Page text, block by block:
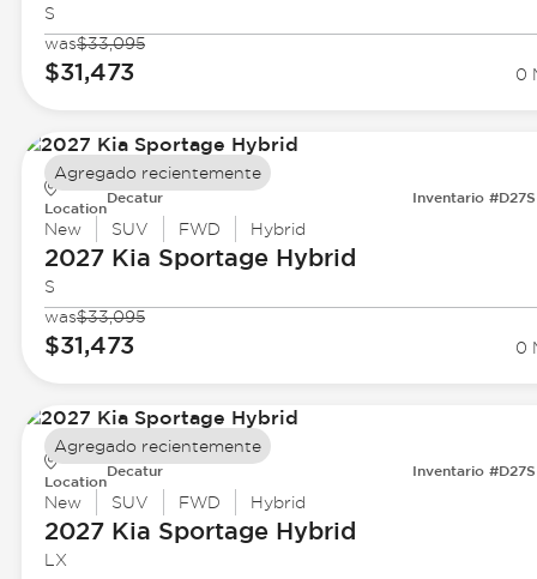
S
was$33,095
$31,473 0
Location
Decatur Inventario
New SUV FWD Hybrid
2027 Kia Sportage Hybrid
S
was$33,095
$31,473 0
Agregado recientemente
Location
Decatur Inventario
New SUV FWD Hybrid
2027 Kia Sportage Hybrid
LX
Agregado recientemente